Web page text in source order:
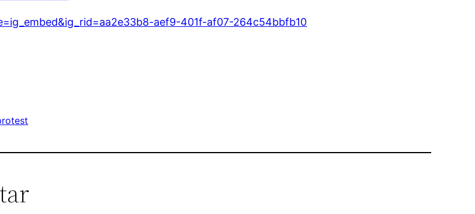
aef9-401f-af07-264c54bbfb10